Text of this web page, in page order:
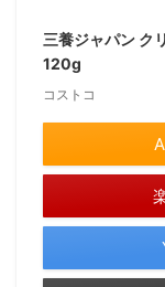
三養ジャパン ク
120g
コストコ